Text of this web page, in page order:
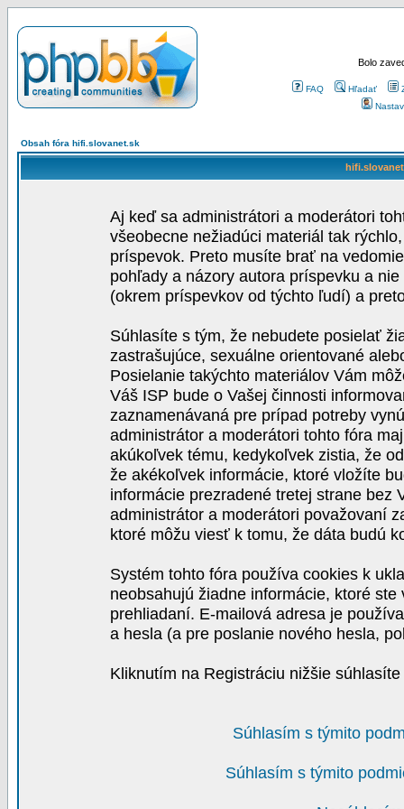
Bolo
FAQ Hľadať
Obsah fóra hifi.slovanet.sk
Aj keď sa administrátori a moderátori
všeobecne nežiadúci materiál tak
príspevok. Preto musíte brať na
pohľady a názory autora príspevku a
(okrem príspevkov od týchto ľudí) a
Súhlasíte s tým, že nebudete posielať
zastrašujúce, sexuálne orientované
Posielanie takýchto materiálov Vám
Váš ISP bude o Vašej činnosti
zaznamenávaná pre prípad potreby
administrátor a moderátori tohto fóra
akúkoľvek tému, kedykoľvek zistia, že
že akékoľvek informácie, ktoré vložíte
informácie prezradené tretej strane bez
administrátor a moderátori považovaní
ktoré môžu viesť k tomu, že dáta budú
Systém tohto fóra používa cookies k
neobsahujú žiadne informácie, ktoré
prehliadaní. E-mailová adresa je
a hesla (a pre poslanie nového hesla,
Kliknutím na Registráciu nižšie
Súhlasím s týmito
Súhlasím s týmito